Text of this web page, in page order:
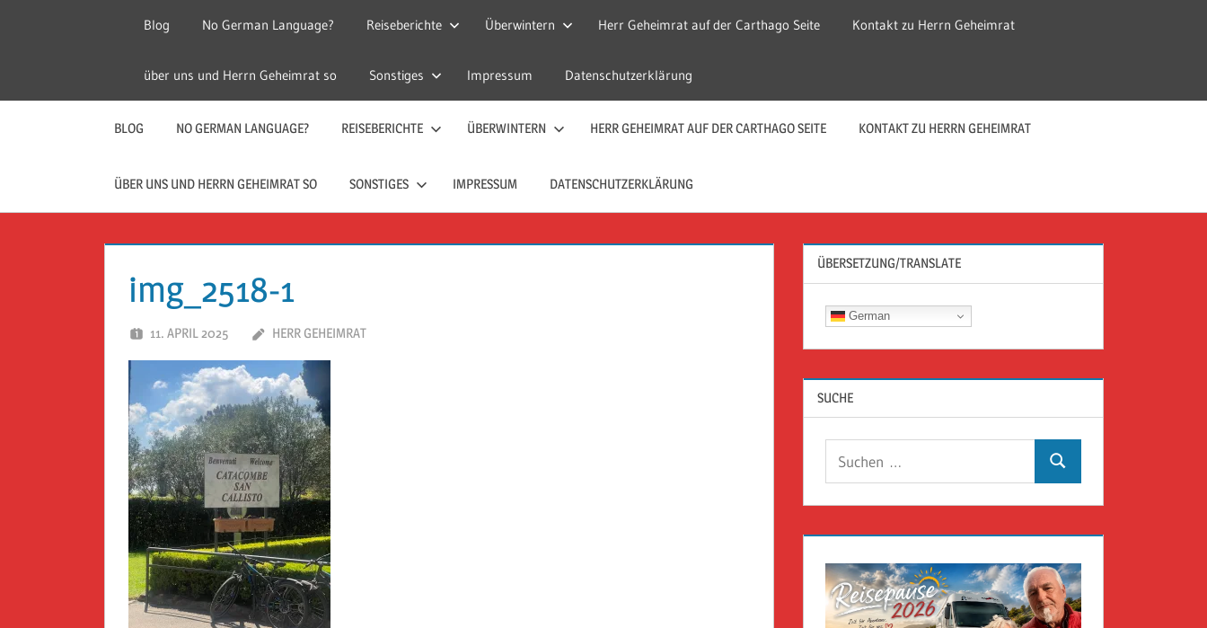
Reise
Guckloch
–
Geheimrat
auf
Reisen
Geheimrat
auf
Reisen
Blog No German Language? Reiseberichte Überwintern Herr Geheimrat auf der Carthago Seite Kontakt zu Herrn Geheimrat
über uns und Herrn Geheimrat so Sonstiges Impressum Datenschutzerklärung
BLOG NO GERMAN LANGUAGE? REISEBERICHTE ÜBERWINTERN HERR GEHEIMRAT AUF DER CARTHAGO SEITE KONTAKT ZU HERRN GEHEIMRAT
ÜBER UNS UND HERRN GEHEIMRAT SO SONSTIGES IMPRESSUM DATENSCHUTZERKLÄRUNG
img_2518-1
11. APRIL 2025 HERR GEHEIMRAT
ÜBERSETZUNG/TRANSLATE
German
SUCHE
Suchen